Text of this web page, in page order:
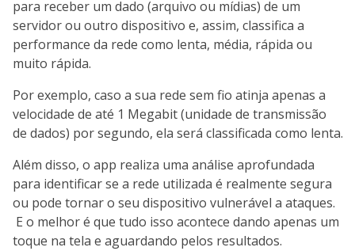
para receber um dado (arquivo ou mídias) de um
servidor ou outro dispositivo e, assim, classifica a
performance da rede como lenta, média, rápida ou
muito rápida.
Por exemplo, caso a sua rede sem fio atinja apenas a
velocidade de até 1 Megabit (unidade de transmissão
de dados) por segundo, ela será classificada como lenta.
Além disso, o app realiza uma análise aprofundada
para identificar se a rede utilizada é realmente segura
ou pode tornar o seu dispositivo vulnerável a ataques.
E o melhor é que tudo isso acontece dando apenas um
toque na tela e aguardando pelos resultados.